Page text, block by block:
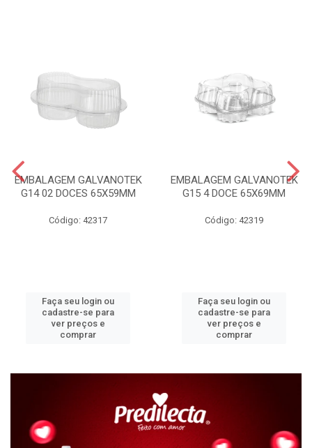
EMBALAGEM GALVANOTEK
G14 02 DOCES 65X59MM
Código: 42317
Faça seu login ou
cadastre-se para
ver preços e
comprar
EMBALAGEM GALVANOTEK
G15 4 DOCE 65X69MM
Código: 42319
Faça seu login ou
cadastre-se para
ver preços e
comprar